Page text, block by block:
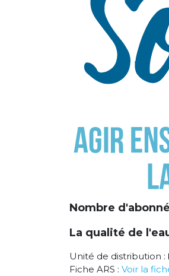
Nombre
La qualité de
Unité de distribution :
Fiche ARS : Voir la